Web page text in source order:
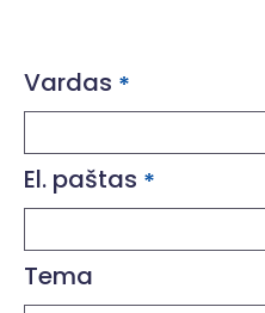
Vardas *
El. paštas *
Tema